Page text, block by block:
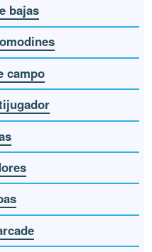
bajas
campo